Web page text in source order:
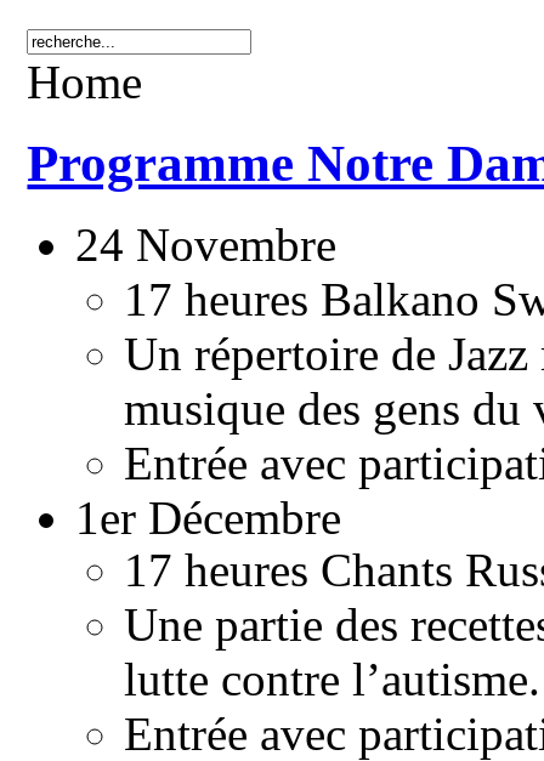
Home
Programme Notre
24 Novembre
17 heures Balkano
Un répertoire de
musique des gens du
Entrée avec
1er Décembre
17 heures Chants
Une partie des
lutte contre l’autisme.
Entrée avec